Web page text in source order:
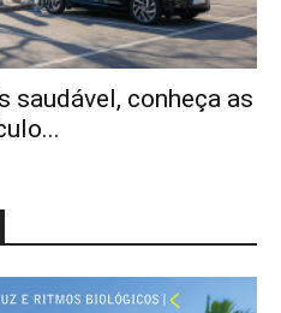
saudável, conheça as